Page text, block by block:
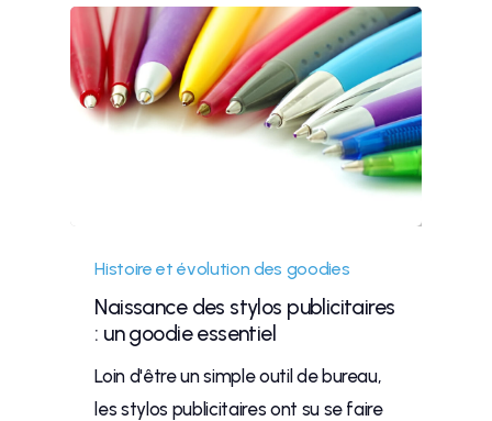
Histoire et évolution des goodies
Naissance des stylos publicitaires
: un goodie essentiel
Loin d'être un simple outil de bureau,
les stylos publicitaires ont su se faire